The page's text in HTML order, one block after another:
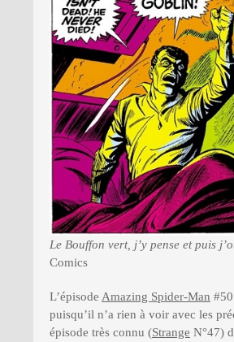
Le Bouffon vert, j’y pense et puis
Comics
L’épisode Amazing Spider-Man
puisqu’il n’a rien à voir avec les
épisode très connu (Strange N°47)